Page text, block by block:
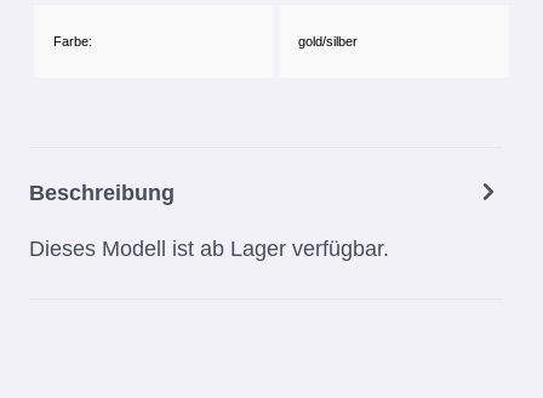
Farbe: gold/silber
Beschreibung
Dieses Modell ist ab Lager verfügbar.